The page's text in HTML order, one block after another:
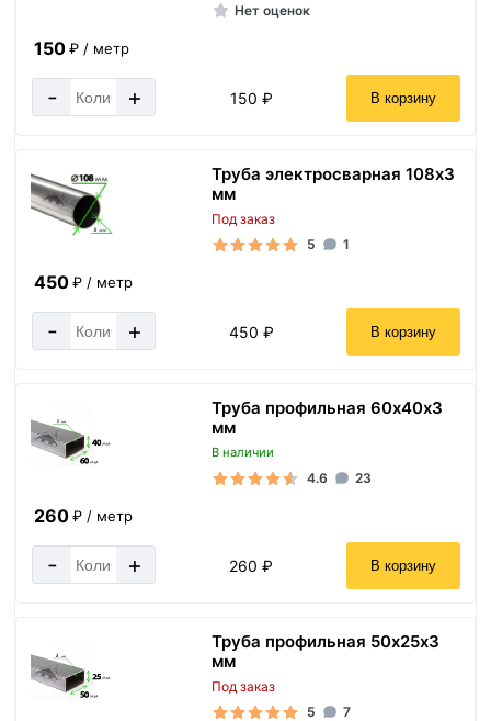
Нет оценок
150₽ / метр
- + 150 ₽ В корзину
Труба электросварная 108х3
мм
Под заказ
5
1
450₽ / метр
- + 450 ₽ В корзину
Труба профильная 60х40х3
мм
В наличии
4.6 23
260₽ / метр
- + 260 ₽ В корзину
Труба профильная 50х25х3
мм
Под заказ
5
7